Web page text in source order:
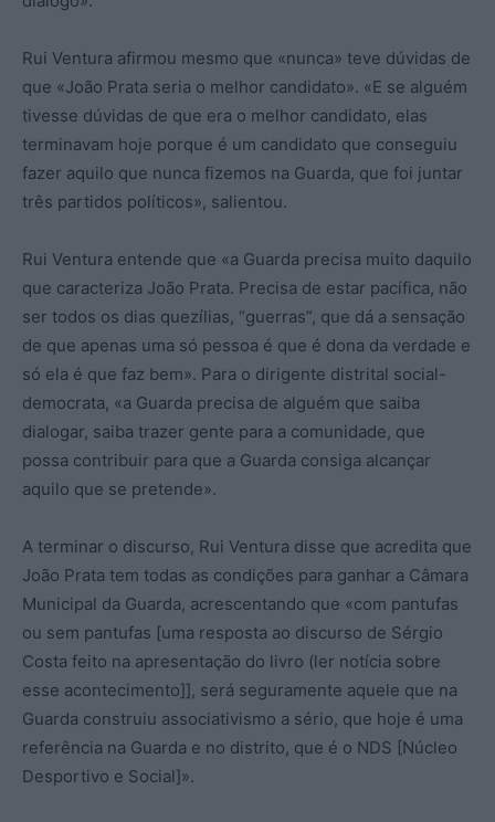
Rui Ventura afirmou mesmo que «nunca» teve dúvidas de
que «João Prata seria o melhor candidato». «E se alguém
tivesse dúvidas de que era o melhor candidato, elas
terminavam hoje porque é um candidato que conseguiu
fazer aquilo que nunca fizemos na Guarda, que foi juntar
três partidos políticos», salientou.
Rui Ventura entende que «a Guarda precisa muito daquilo
que caracteriza João Prata. Precisa de estar pacífica, não
ser todos os dias quezílias, “guerras”, que dá a sensação
de que apenas uma só pessoa é que é dona da verdade e
só ela é que faz bem». Para o dirigente distrital social-
democrata, «a Guarda precisa de alguém que saiba
dialogar, saiba trazer gente para a comunidade, que
possa contribuir para que a Guarda consiga alcançar
aquilo que se pretende».
A terminar o discurso, Rui Ventura disse que acredita que
João Prata tem todas as condições para ganhar a Câmara
Municipal da Guarda, acrescentando que «com pantufas
ou sem pantufas [uma resposta ao discurso de Sérgio
Costa feito na apresentação do livro (ler notícia sobre
esse acontecimento]], será seguramente aquele que na
Guarda construiu associativismo a sério, que hoje é uma
referência na Guarda e no distrito, que é o NDS [Núcleo
Desportivo e Social]».